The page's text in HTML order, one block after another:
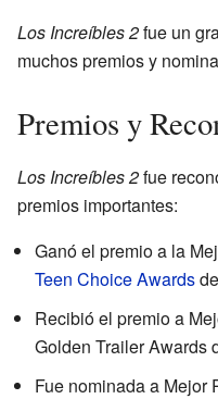
Los Increíbles 2fue un
muchos premios y
Premios y
Los Increíbles 2fue
premios importantes:
Ganó el premio a la
Teen Choice Awards
Recibió el premio a
Golden Trailer Awards
Fue nominada a Mejor